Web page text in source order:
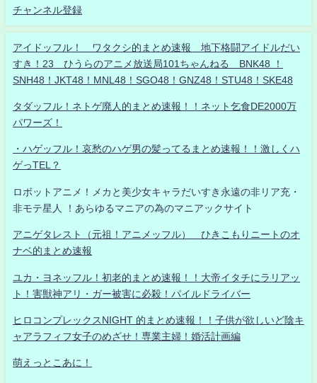
チャンネル登録
アイドッフル！ ワタクシ的まとめ速報 地下格闘アイドルだい
すき！23 ひうらのアニメ放送局101ちゃんねる BNK48 ！
SNH48！JKT48！MNL48！SGO48！GNZ48！STU48！SKE48
タダッフル！ネトゲ廃人的まとめ速報！！ネット乞食DE2000万
パワーズ！
・ハゲッフル！哀愁のハゲ男の髪ってるまとめ速報！！激しくハ
ゲっTEL？
ロボットアニメ！メカと美少女キャラだいすき永遠の非リア充・
非モテ星人 ！あらゆるマニアの為のマニアックサイト
アニゲタレスト（元祖！アニメッフル） ひきこもりニートのオ
ナベ的まとめ速報
ユカ・ヨネッフル！初老的まとめ速報！！大帝イタチにラリアッ
ト！害獣神アリ・ガー被害に必殺！パイルドライバー
ヒロコンプレックスNIGHT 的まとめ速報！！子供が欲しいど陰キ
ャアラフィフ女子のめざせ！専業主婦！婚活計画編
萌えっとこあに！